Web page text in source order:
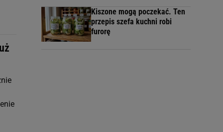
Kiszone mogą poczekać. Ten
przepis szefa kuchni robi
furorę